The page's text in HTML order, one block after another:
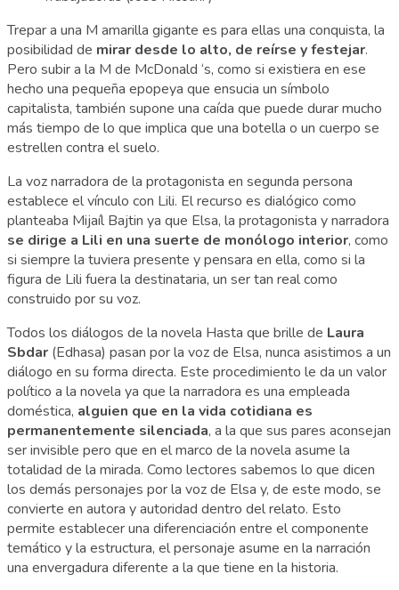
Trepar a una M amarilla gigante es para ellas una conquista, la
posibilidad de mirar desde lo alto, de reírse y festejar.
Pero subir a la M de McDonald ‘s, como si existiera en ese
hecho una pequeña epopeya que ensucia un símbolo
capitalista, también supone una caída que puede durar mucho
más tiempo de lo que implica que una botella o un cuerpo se
estrellen contra el suelo.
La voz narradora de la protagonista en segunda persona
establece el vínculo con Lili. El recurso es dialógico como
planteaba Mijaíl Bajtin ya que Elsa, la protagonista y narradora
se dirige a Lili en una suerte de monólogo interior, como
si siempre la tuviera presente y pensara en ella, como si la
figura de Lili fuera la destinataria, un ser tan real como
construido por su voz.
Todos los diálogos de la novela Hasta que brille de Laura
Sbdar (Edhasa) pasan por la voz de Elsa, nunca asistimos a un
diálogo en su forma directa. Este procedimiento le da un valor
político a la novela ya que la narradora es una empleada
doméstica, alguien que en la vida cotidiana es
permanentemente silenciada, a la que sus pares aconsejan
ser invisible pero que en el marco de la novela asume la
totalidad de la mirada. Como lectores sabemos lo que dicen
los demás personajes por la voz de Elsa y, de este modo, se
convierte en autora y autoridad dentro del relato. Esto
permite establecer una diferenciación entre el componente
temático y la estructura, el personaje asume en la narración
una envergadura diferente a la que tiene en la historia.